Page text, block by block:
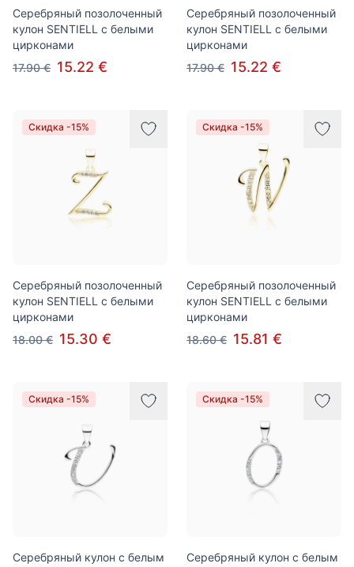
Серебряный позолоченный
кулон SENTIELL с белыми
цирконами
17.90 € 15.22 €
Серебряный позолоченный
кулон SENTIELL с белыми
цирконами
17.90 € 15.22 €
Скидка -15%
Серебряный позолоченный
кулон SENTIELL с белыми
цирконами
18.00 € 15.30 €
Скидка -15%
Серебряный позолоченный
кулон SENTIELL с белыми
цирконами
18.60 € 15.81 €
Скидка -15%
Серебряный кулон с белым
Скидка -15%
Серебряный кулон с белым